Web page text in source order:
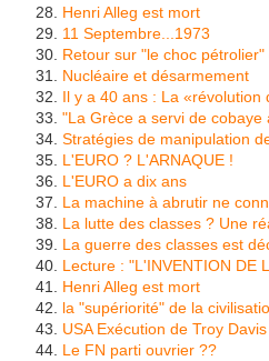
Henri Alleg est mort
11 Septembre...1973
Retour sur "le choc pétrolier"
Nucléaire et désarmement
Il y a 40 ans : La
"La Grèce a servi de cobaye
Stratégies de manipulation
L'EURO ? L'ARNAQUE !
L'EURO a dix ans
La machine à abrutir ne
La lutte des classes ? Une
La guerre des classes est
Lecture : "L'INVENTION DE
Henri Alleg est mort
la "supériorité" de la
USA Exécution de Troy Davis
Le FN parti ouvrier ??